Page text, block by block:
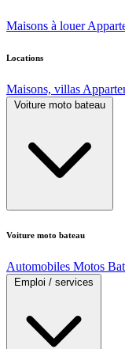
Maisons à louer
Locations
Maisons, villas
Voiture moto bateau
Voiture moto bateau
Automobiles Motos
Emploi / services